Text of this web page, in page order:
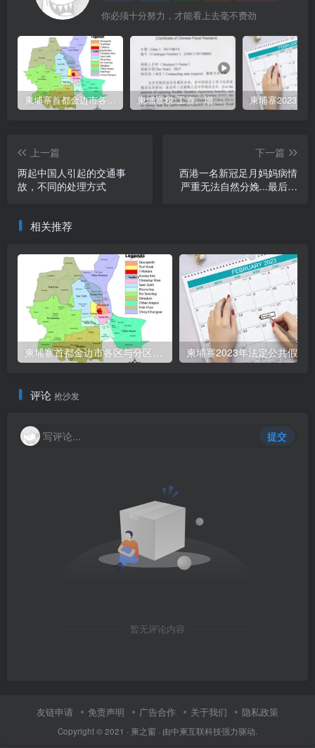
你必须十分努力，才能看上去毫不费劲
柬埔寨首都金边市各区与分区名称分布 柬埔寨税:工资、增值、预扣、利润、专利、产业、注册税
上一篇
两起中国人引起的交通事
故，不同的处理方式
下一篇
西港一名新冠足月妈妈病情
严重无法自然分娩...最后母
相关推荐
柬埔寨2023年法定公共假期
评论 抢沙发
写评论... 提交
暂无评论内容
友链申请 免责声明 广告合作 关于我们 隐私政策
Copyright © 2021 · 柬之窗 · 由中柬互联科技强力驱动.